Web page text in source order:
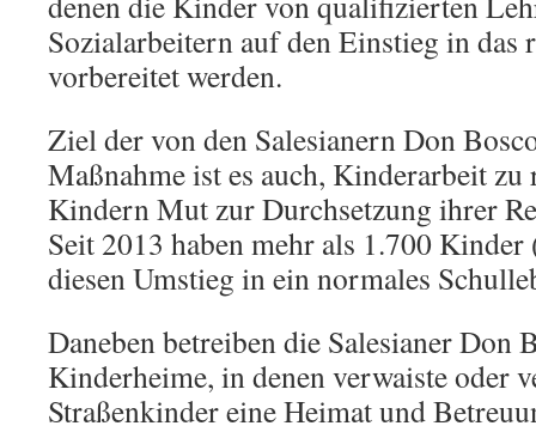
Sozialarbeitern auf den Einstieg in das
vorbereitet werden.
Ziel der von den Salesianern Don
Maßnahme ist es auch, Kinderarbeit zu
Kindern Mut zur Durchsetzung ihrer
Seit 2013 haben mehr als 1.700
diesen Umstieg in ein normales
Daneben betreiben die Salesianer Don
Kinderheime, in denen verwaiste oder
Straßenkinder eine Heimat und